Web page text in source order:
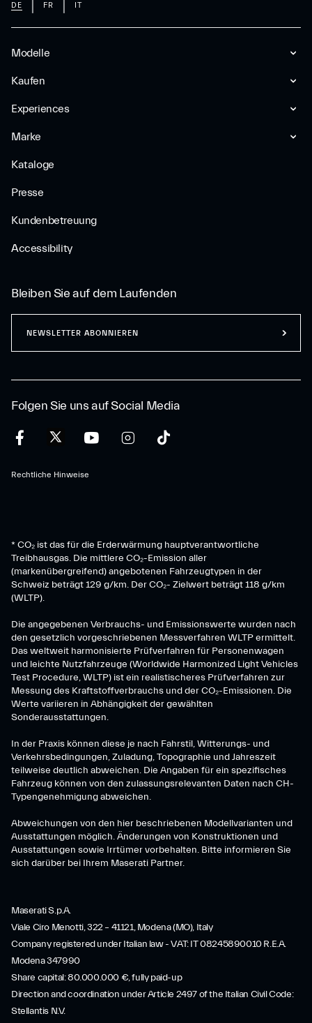
Modelle
Kaufen
Experiences
Marke
Kataloge
Presse
Kundenbetreuung
Accessibility
DE FR IT
Folgen Sie uns auf Social Media
Rechtliche Hinweise
Bleiben Sie auf dem Laufenden
NEWSLETTER ABONNIEREN
* CO₂ ist das für die Erderwärmung hauptverantwortliche
Treibhausgas. Die mittlere CO₂-Emission aller
(markenübergreifend) angebotenen Fahrzeugtypen in der
Schweiz beträgt 129 g/km. Der CO₂- Zielwert beträgt 118 g/km
(WLTP).
Die angegebenen Verbrauchs- und Emissionswerte wurden nach
den gesetzlich vorgeschriebenen Messverfahren WLTP ermittelt.
Das weltweit harmonisierte Prüfverfahren für Personenwagen
und leichte Nutzfahrzeuge (Worldwide Harmonized Light Vehicles
Test Procedure, WLTP) ist ein realistischeres Prüfverfahren zur
Messung des Kraftstoffverbrauchs und der CO₂-Emissionen. Die
Werte variieren in Abhängigkeit der gewählten
Sonderausstattungen.
In der Praxis können diese je nach Fahrstil, Witterungs- und
Verkehrsbedingungen, Zuladung, Topographie und Jahreszeit
teilweise deutlich abweichen. Die Angaben für ein spezifisches
Fahrzeug können von den zulassungsrelevanten Daten nach CH-
Typengenehmigung abweichen.
Abweichungen von den hier beschriebenen Modellvarianten und
Ausstattungen möglich. Änderungen von Konstruktionen und
Ausstattungen sowie Irrtümer vorbehalten. Bitte informieren Sie
sich darüber bei Ihrem Maserati Partner.
Maserati S.p.A.
Viale Ciro Menotti, 322 – 41121, Modena (MO), Italy
Company registered under Italian law - VAT: IT 08245890010 R.E.A.
Modena 347990
Share capital: 80.000.000 €, fully paid-up
Direction and coordination under Article 2497 of the Italian Civil Code:
Stellantis N.V.